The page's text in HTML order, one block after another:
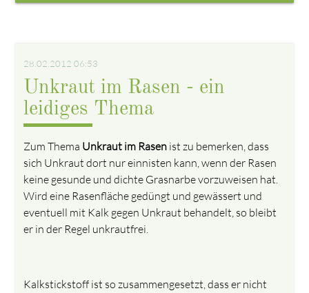
28.02.2012 06:53
Unkraut im Rasen - ein
leidiges Thema
Zum Thema Unkraut im Rasen ist zu bemerken, dass
sich Unkraut dort nur einnisten kann, wenn der Rasen
keine gesunde und dichte Grasnarbe vorzuweisen hat.
Wird eine Rasenfläche gedüngt und gewässert und
eventuell mit Kalk gegen Unkraut behandelt, so bleibt
er in der Regel unkrautfrei.
Kalkstickstoff ist so zusammengesetzt, dass er nicht